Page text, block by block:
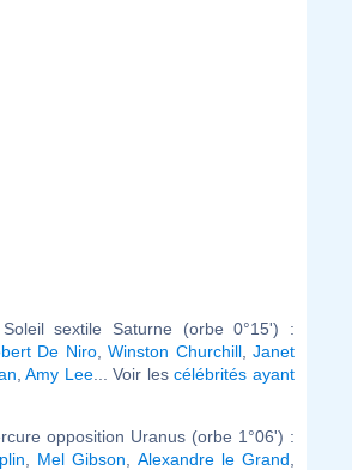
sextile Saturne (orbe 0°15') :
De Niro, Winston Churchill, Janet
,Amy Lee... Voir lescélébrités ayant
opposition Uranus (orbe 1°06') :
Mel Gibson Alexandre le Grand